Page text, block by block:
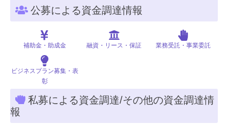
公募による資金調達情報
補助金・助成金 融資・リース・保証 業務受託・事業委託
ビジネスプラン募集・表
彰
私募による資金調達/その他の資金調達情
報